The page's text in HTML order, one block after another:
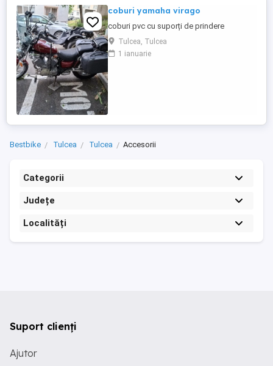
coburi yamaha virago
coburi pvc cu suporți de prindere
Tulcea, Tulcea
1 ianuarie
Bestbike Tulcea Tulcea Accesorii
Categorii
Județe
Localități
Suport clienți
Ajutor